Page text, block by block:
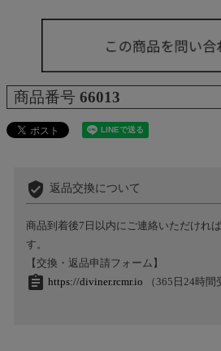
商品番号 66013
verified_user 返品交換について
商品到着後7日以内にご連絡いただけれ
す。
【交換・返品申請フォーム】
assignment https://diviner.rcmr.io （365日24時間